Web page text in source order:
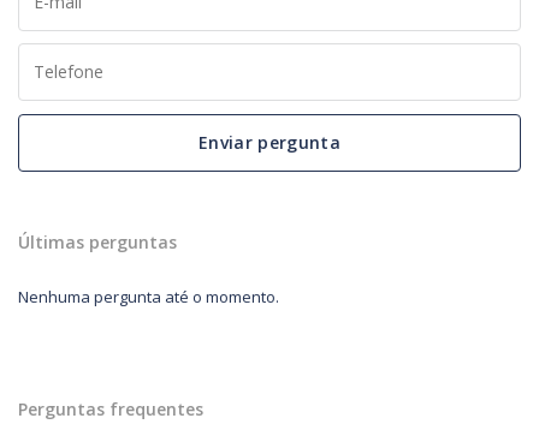
Enviar pergunta
Últimas perguntas
Nenhuma pergunta até o momento.
Perguntas frequentes